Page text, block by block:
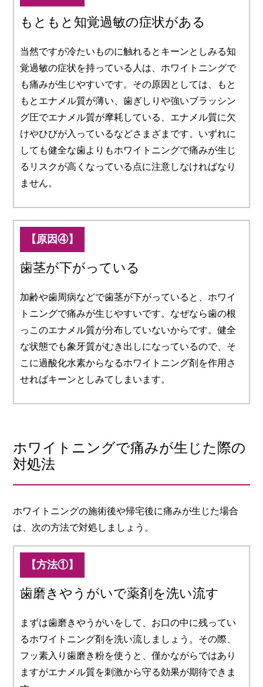
もともと知覚過敏の症状がある
当然ですが冷たいものに触れるとキーンとしみる知
覚過敏の症状を持っている人は、ホワイトニングで
も痛みが生じやすいです。その原因としては、もと
もとエナメル質が薄い、歯ぎしりや強いブラッシン
グ圧でエナメル質が摩耗している、エナメル質に欠
けやひびが入っているなどさまざまです。いずれに
しても健全な歯よりもホワイトニングで痛みが生じ
るリスクが高くなっている点に注意しなければなり
ません。
【原因④】
歯茎が下がっている
加齢や歯周病などで歯茎が下がっていると、ホワイ
トニングで痛みが生じやすいです。なぜなら歯の根
っこのエナメル質が分布していないからです。健全
な状態でも象牙質がむき出しになっているので、そ
こに過酸化水素からなるホワイトニング剤を作用さ
せればキーンとしみてしまいます。
ホワイトニングで痛みが生じた際の
対処法
ホワイトニングの施術後や帰宅後に痛みが生じた場合
は、次の方法で対処しましょう。
【方法①】
歯磨きやうがいで薬剤を洗い流す
まずは歯磨きやうがいをして、お口の中に残ってい
るホワイトニング剤を洗い流しましょう。その際、
フッ素入り歯磨き粉を使うと、僅かながらではあり
ますがエナメル質を刺激から守る効果が期待できま